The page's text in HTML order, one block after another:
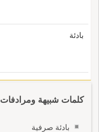
بادئة
كلمات شبيهة ومرادفات
بادئة صرفية